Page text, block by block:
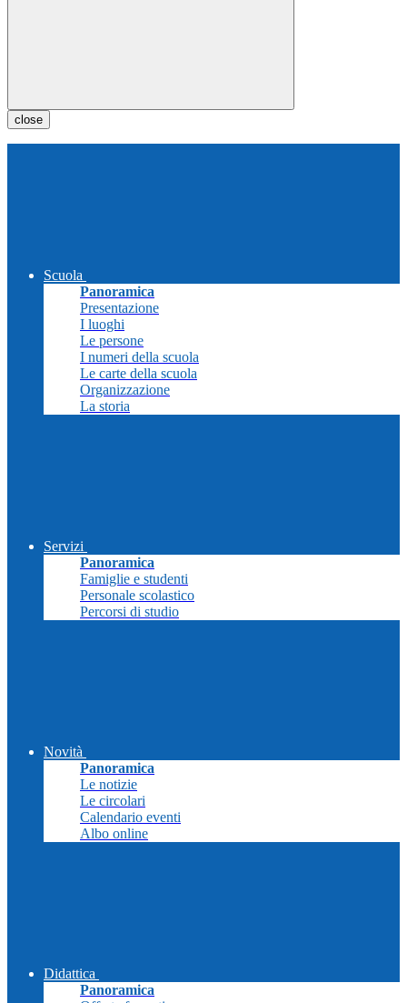
close
Scuola
Panoramica
Presentazione
I luoghi
Le persone
I numeri della scuola
Le carte della scuola
Organizzazione
La storia
Servizi
Panoramica
Famiglie e studenti
Personale scolastico
Percorsi di studio
Novità
Panoramica
Le notizie
Le circolari
Calendario eventi
Albo online
Didattica
Panoramica